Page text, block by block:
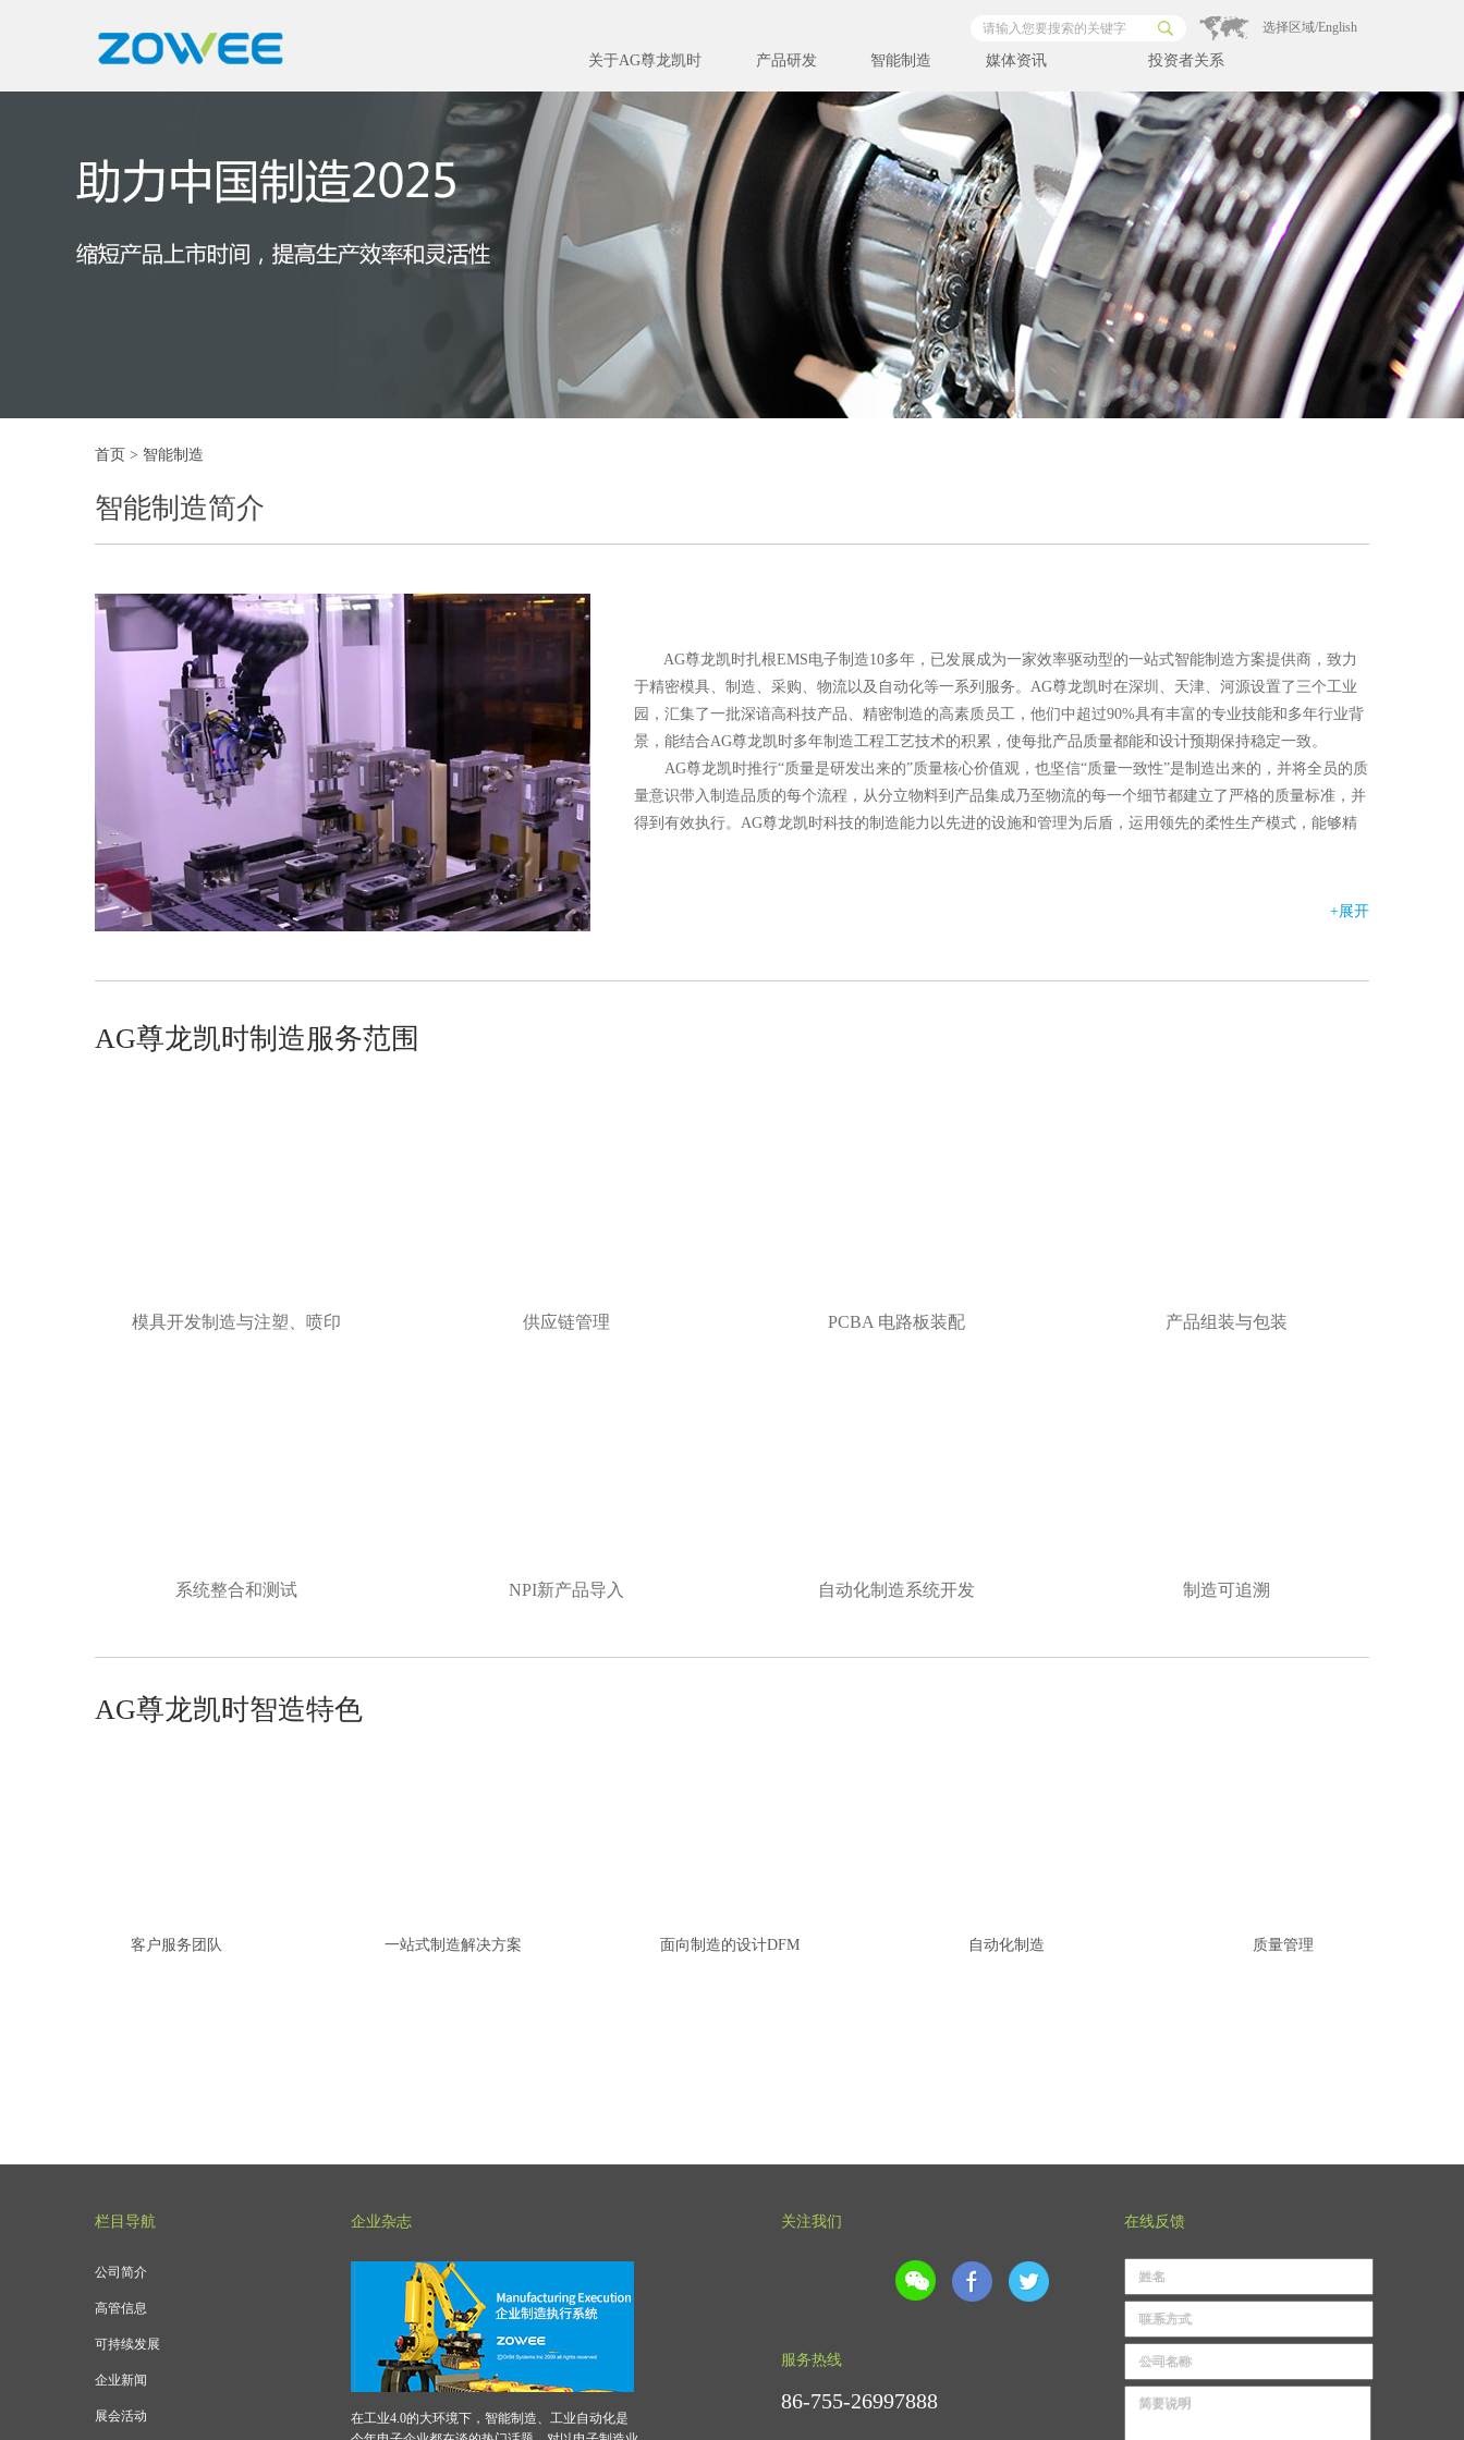
选择区域/English
关于AG尊龙凯时 产品研发 智能制造 媒体资讯 投资者关系
首页 > 智能制造
智能制造简介
AG尊龙凯时扎根EMS电子制造10多年，已发展成为一家效率驱动型的一站式智能制造方案提供商，致力
于精密模具、制造、采购、物流以及自动化等一系列服务。AG尊龙凯时在深圳、天津、河源设置了三个工业
园，汇集了一批深谙高科技产品、精密制造的高素质员工，他们中超过90%具有丰富的专业技能和多年行业背
景，能结合AG尊龙凯时多年制造工程工艺技术的积累，使每批产品质量都能和设计预期保持稳定一致。
AG尊龙凯时推行“质量是研发出来的”质量核心价值观，也坚信“质量一致性”是制造出来的，并将全员的质
量意识带入制造品质的每个流程，从分立物料到产品集成乃至物流的每一个细节都建立了严格的质量标准，并
得到有效执行。AG尊龙凯时科技的制造能力以先进的设施和管理为后盾，运用领先的柔性生产模式，能够精
时结合自动生产线，实现生产信息和自动化设备之间的高效运作；并能在互联网模式下帮助客户把产品更快地
市场。AG尊龙凯时深知身为电子制造服务者，其成功的关键因素在于促使产品能即时上市、提供一个符合成
+展开
AG尊龙凯时制造服务范围
模具开发制造与注塑、喷印 供应链管理 PCBA 电路板装配 产品组装与包装
系统整合和测试 NPI新产品导入 自动化制造系统开发 制造可追溯
AG尊龙凯时智造特色
客户服务团队 一站式制造解决方案 面向制造的设计DFM 自动化制造 质量管理
栏目导航
公司简介
高管信息
可持续发展
企业新闻
展会活动
企业杂志
在工业4.0的大环境下，智能制造、工业自动化是
关注我们
服务热线
86-755-26997888
在线反馈
姓名
联系方式
公司名称
简要说明